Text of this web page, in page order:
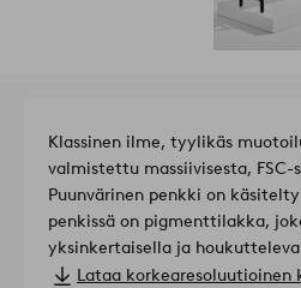
Klassinen ilme, tyylikäs
valmistettu massiivisesta,
Puunvärinen penkki on
penkissä on pigmenttilakka,
yksinkertaisella ja
tunnelman.Tuotteella on
Lataa korkearesoluutioinen